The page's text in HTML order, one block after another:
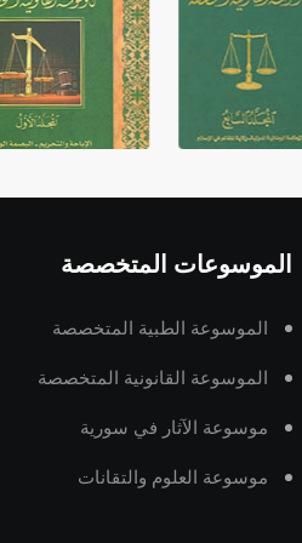
الموسوعات المتخصصة
الموسوعة الطبية المتخصصة
الموسوعة القانونية المتخصصة
موسوعة الآثار في سورية
موسوعة العلوم والتقانات